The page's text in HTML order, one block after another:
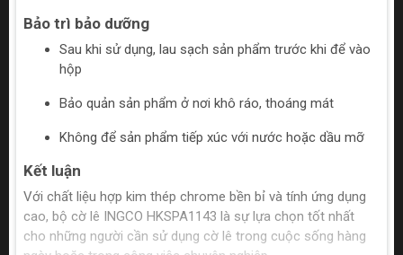
Bảo trì bảo dưỡng
Sau khi sử dụng, lau sạch sản phẩm trước khi để vào
hộp
Bảo quản sản phẩm ở nơi khô ráo, thoáng mát
Không để sản phẩm tiếp xúc với nước hoặc dầu mỡ
Kết luận
Với chất liệu hợp kim thép chrome bền bỉ và tính ứng dụng
cao, bộ cờ lê INGCO HKSPA1143 là sự lựa chọn tốt nhất
cho những người cần sử dụng cờ lê trong cuộc sống hàng